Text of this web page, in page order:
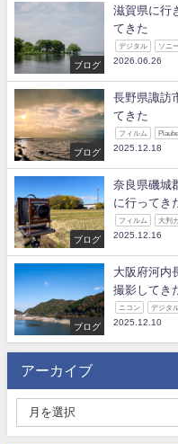
ブログ
滋賀県に行
てきた
デジタル ソニー
2026.06.26
ブログ
長野県諏訪
てきた
フィルム
2025.12.18
ブログ
奈良県磯城
に行ってき
フィルム 大判
2025.12.16
ブログ
大阪府河内
撮影してき
ニコン デジタ
2025.12.10
アーカイブ